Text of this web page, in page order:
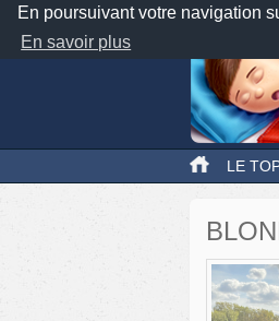
En poursuivant votre navigation
En savoir plus
LE